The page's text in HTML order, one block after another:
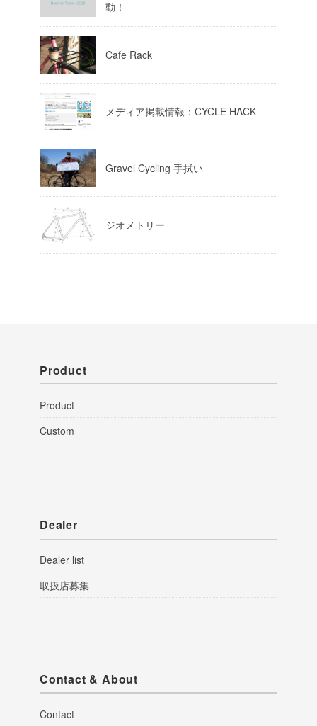
ェックしてて下さいね！
動！
Cafe Rack
メディア掲載情報：CYCLE HACK
Gravel Cycling 手拭い
ジオメトリー
Product
Product
Custom
Dealer
Dealer list
取扱店募集
Contact & About
Contact